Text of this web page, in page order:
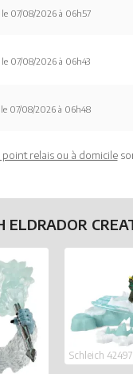
07/08/2026 à 06h57
07/08/2026 à 06h43
07/08/2026 à 06h48
relais ou à domicile
ELDRADOR
Schleich 42497